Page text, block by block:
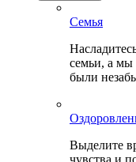
Семья
семьи, а мы
были
Выделите
чувства и